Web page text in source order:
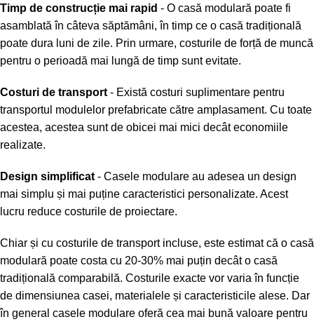
Timp de construcție mai rapid - O casă modulară poate fi
asamblată în câteva săptămâni, în timp ce o casă tradițională
poate dura luni de zile. Prin urmare, costurile de forță de muncă
pentru o perioadă mai lungă de timp sunt evitate.
Costuri de transport- Există costuri suplimentare pentru
transportul modulelor prefabricate către amplasament. Cu toate
acestea, acestea sunt de obicei mai mici decât economiile
realizate.
Design simplificat- Casele modulare au adesea un design
mai simplu și mai puține caracteristici personalizate. Acest
lucru reduce costurile de proiectare.
Chiar și cu costurile de transport incluse, este estimat că o casă
modulară poate costa cu 20-30% mai puțin decât o casă
tradițională comparabilă. Costurile exacte vor varia în funcție
de dimensiunea casei, materialele și caracteristicile alese. Dar
în general casele modulare oferă cea mai bună valoare pentru